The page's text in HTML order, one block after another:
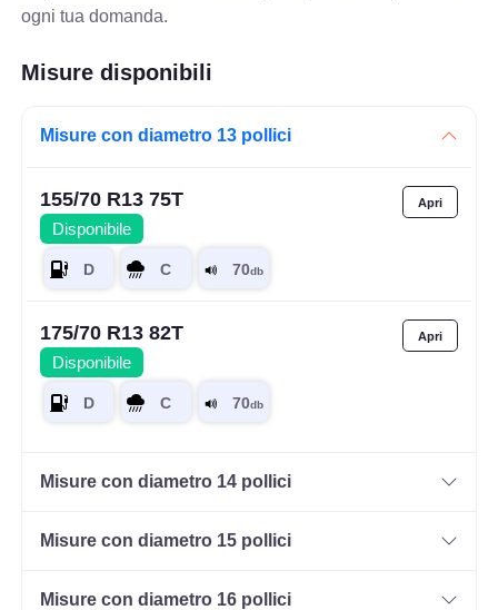
ogni tua domanda.
Misure disponibili
Misure con diametro 13 pollici
155/70 R13 75T
Disponibile
175/70 R13 82T
Disponibile
Misure con diametro 14 pollici
Misure con diametro 15 pollici
Misure con diametro 16 pollici